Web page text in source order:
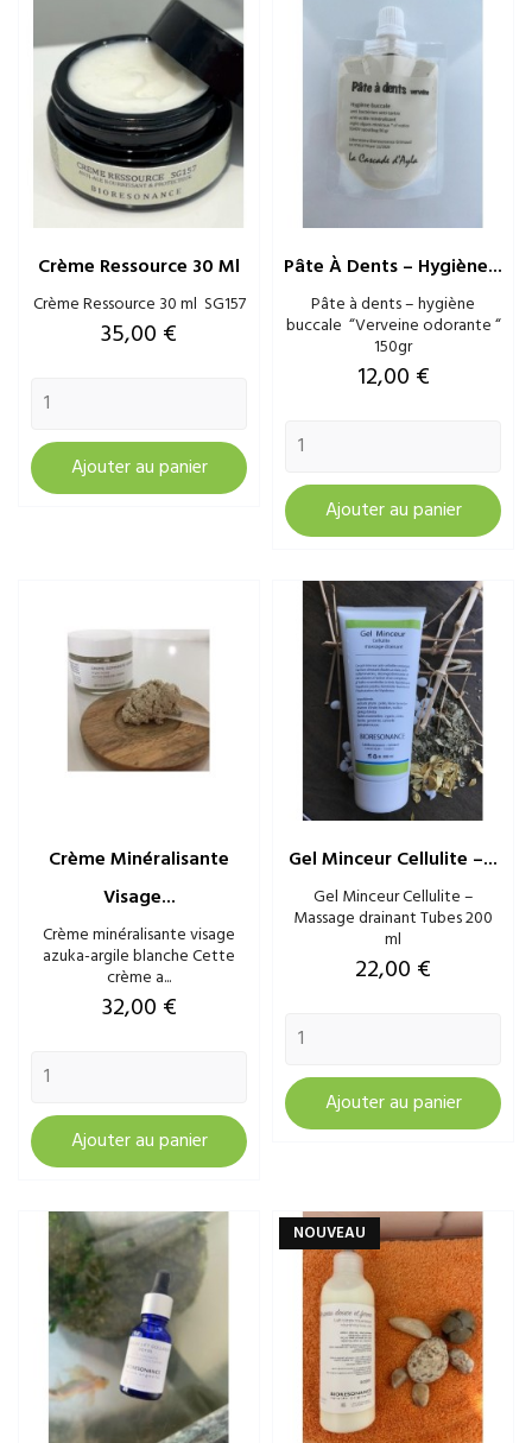
Crème Ressource 30 Ml
Crème Ressource 30 ml SG157
Prix
35,00 €
Ajouter au panier
Pâte À Dents – Hygiène...
Pâte à dents – hygiène
buccale “Verveine odorante “
150gr
Prix
12,00 €
Ajouter au panier
Crème Minéralisante
Visage...
Crème minéralisante visage
azuka-argile blanche Cette
crème a...
Prix
32,00 €
Ajouter au panier
Gel Minceur Cellulite –...
Gel Minceur Cellulite –
Massage drainant Tubes 200
ml
Prix
22,00 €
Ajouter au panier
NOUVEAU